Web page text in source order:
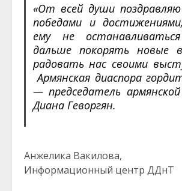
«От всей души
победами и
ему не
дальше покорять новые
радовать нас своими
Армянская диаспора
— председатель
Диана Геворгян.
Анжелика Вакилова,
Информационный центр ДДнТ